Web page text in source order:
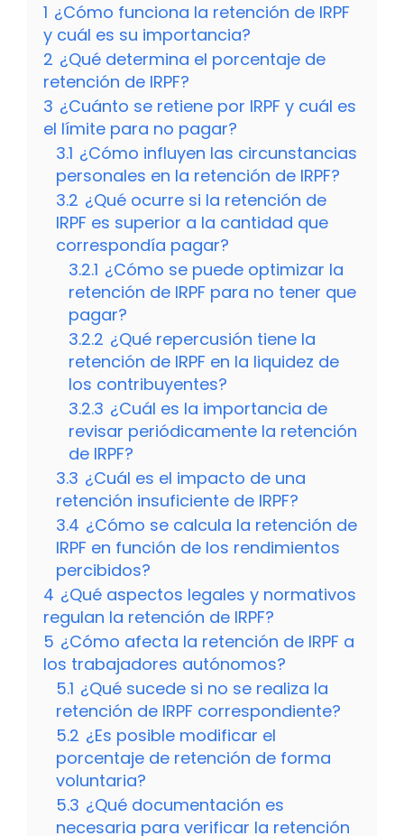
1 ¿Cómo funciona la retención de IRPF
y cuál es su importancia?
2 ¿Qué determina el porcentaje de
retención de IRPF?
3 ¿Cuánto se retiene por IRPF y cuál es
el límite para no pagar?
3.1 ¿Cómo influyen las circunstancias
personales en la retención de IRPF?
3.2 ¿Qué ocurre si la retención de
IRPF es superior a la cantidad que
correspondía pagar?
3.2.1 ¿Cómo se puede optimizar la
retención de IRPF para no tener que
pagar?
3.2.2 ¿Qué repercusión tiene la
retención de IRPF en la liquidez de
los contribuyentes?
3.2.3 ¿Cuál es la importancia de
revisar periódicamente la retención
de IRPF?
3.3 ¿Cuál es el impacto de una
retención insuficiente de IRPF?
3.4 ¿Cómo se calcula la retención de
IRPF en función de los rendimientos
percibidos?
4 ¿Qué aspectos legales y normativos
regulan la retención de IRPF?
5 ¿Cómo afecta la retención de IRPF a
los trabajadores autónomos?
5.1 ¿Qué sucede si no se realiza la
retención de IRPF correspondiente?
5.2 ¿Es posible modificar el
porcentaje de retención de forma
voluntaria?
5.3 ¿Qué documentación es
necesaria para verificar la retención